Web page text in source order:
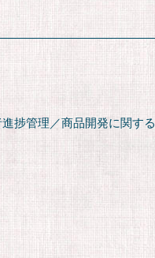
捗管理／商品開発に関す